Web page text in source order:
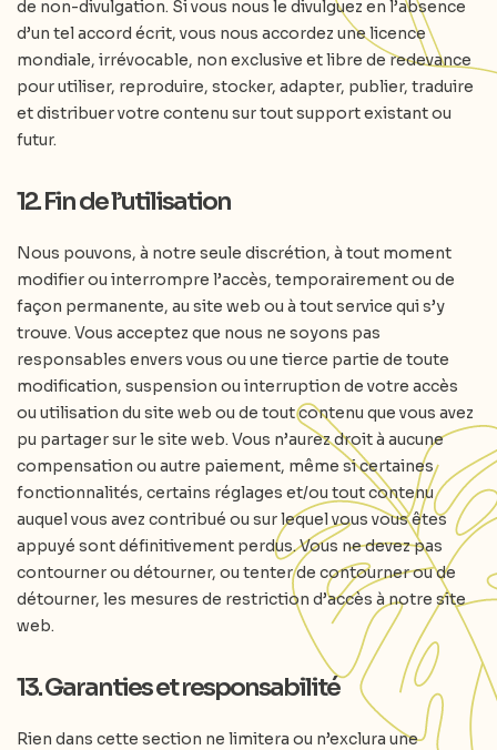
de non-divulgation. Si vous nous le divulguez en l’absence
d’un tel accord écrit, vous nous accordez une licence
mondiale, irrévocable, non exclusive et libre de redevance
pour utiliser, reproduire, stocker, adapter, publier, traduire
et distribuer votre contenu sur tout support existant ou
futur.
12. Fin de l’utilisation
Nous pouvons, à notre seule discrétion, à tout moment
modifier ou interrompre l’accès, temporairement ou de
façon permanente, au site web ou à tout service qui s’y
trouve. Vous acceptez que nous ne soyons pas
responsables envers vous ou une tierce partie de toute
modification, suspension ou interruption de votre accès
ou utilisation du site web ou de tout contenu que vous avez
pu partager sur le site web. Vous n’aurez droit à aucune
compensation ou autre paiement, même si certaines
fonctionnalités, certains réglages et/ou tout contenu
auquel vous avez contribué ou sur lequel vous vous êtes
appuyé sont définitivement perdus. Vous ne devez pas
contourner ou détourner, ou tenter de contourner ou de
détourner, les mesures de restriction d’accès à notre site
web.
13. Garanties et responsabilité
Rien dans cette section ne limitera ou n’exclura une